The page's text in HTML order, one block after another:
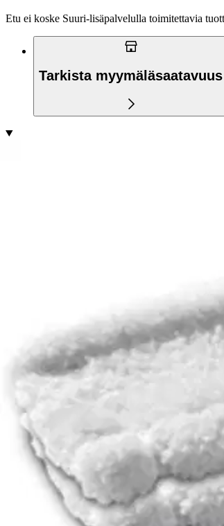
Etu ei koske Suuri‑lisäpalvelulla toimitettavia
Tarkista myymäläsaatavuus
Arviot
Tuotearvioiden keskiarvo
arviota